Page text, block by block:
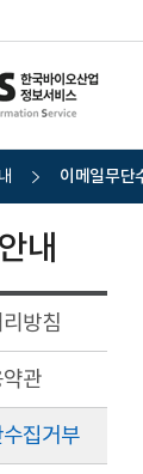
이메일무단
내
방침
관
집거부